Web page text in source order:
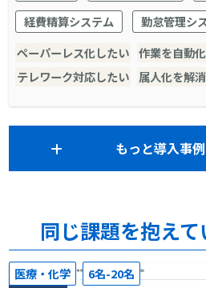
経費精算システム
勤怠管理シ
ペーパーレス化したい 作業を自動
テレワーク対応したい
属人化を解
もっと導入事
同じ課題を抱え
医療・化学 6名-20名